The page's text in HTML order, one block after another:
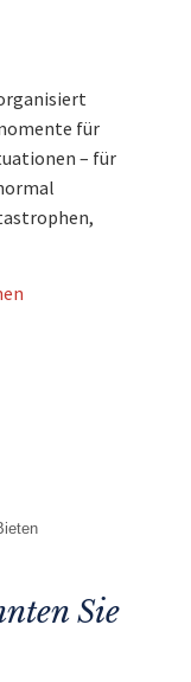
für
– für
Sie